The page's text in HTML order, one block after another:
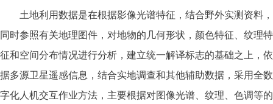
土地利用数据是在根据影像光谱特征，结合野外实测资料，
同时参照有关地理图件，对地物的几何形状，颜色特征、纹理特
征和空间分布情况进行分析，建立统一解译标志的基础之上，依
据多源卫星遥感信息，结合实地调查和其他辅助数据，采用全数
字化人机交互作业方法，主要根据对图像光谱、纹理、色调等的